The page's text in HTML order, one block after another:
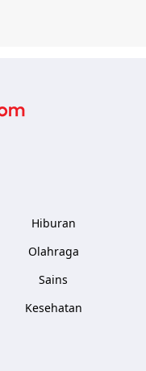
Hiburan
Olahraga
Sains
Kesehatan